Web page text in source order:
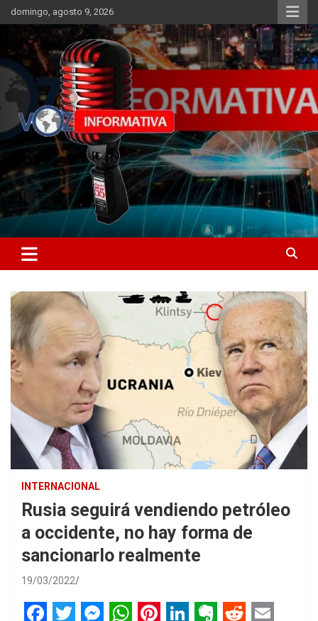
Skip
to
content
domingo, agosto 9, 2026
ncstv.info
Libertad informativa
INTERNACIONAL
Rusia seguirá vendiendo petróleo
a occidente, no hay forma de
sancionarlo realmente
19/03/2022